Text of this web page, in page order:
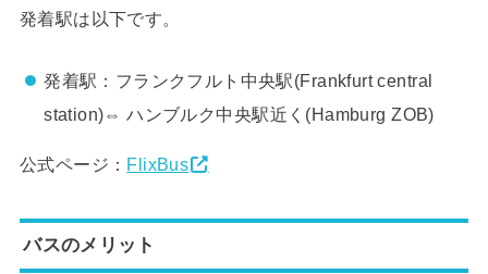
発着駅は以下です。
発着駅：フランクフルト中央駅(Frankfurt central
station)⇔ ハンブルク中央駅近く(Hamburg ZOB)
公式ページ： FlixBus
バスのメリット